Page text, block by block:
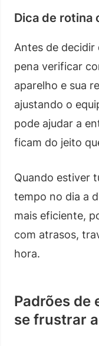
Dica de rotina
Antes de decidir
pena verificar
aparelho e sua
ajustando o
pode ajudar a
ficam do jeito
Quando estiver
tempo no dia a
mais eficiente,
com atrasos,
hora.
Padrões de
se frustrar